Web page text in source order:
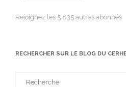
Rejoignez les 5 835 autres abonnés
RECHERCHER SUR LE BLOG DU